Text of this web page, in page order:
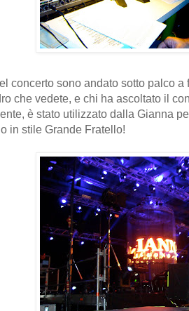
concerto sono andato sotto palco a
che vedete, e chi ha ascoltato il
è stato utilizzato dalla Gianna
in stile Grande Fratello!